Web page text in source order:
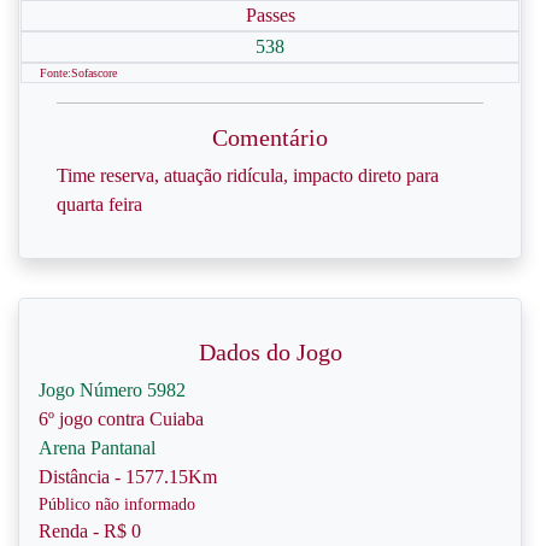
Passes
538
Fonte:Sofascore
Comentário
Time reserva, atuação ridícula, impacto direto para
quarta feira
Dados do Jogo
Jogo Número 5982
6º jogo contra Cuiaba
Arena Pantanal
Distância - 1577.15Km
Público não informado
Renda - R$ 0